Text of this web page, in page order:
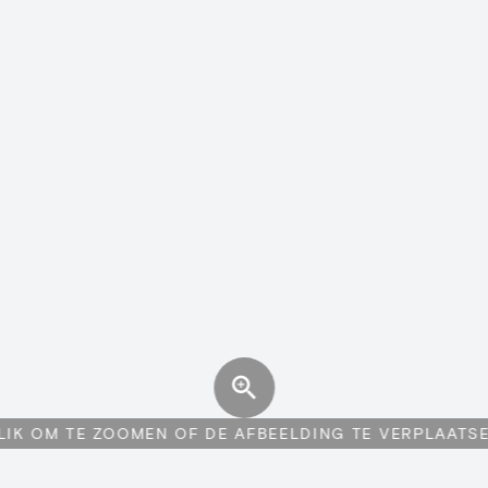
OM TE ZOOMEN OF DE AFBEELDING TE